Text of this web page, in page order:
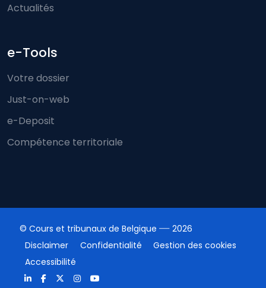
Actualités
e-Tools
Votre dossier
Just-on-web
e-Deposit
Compétence territoriale
© Cours et tribunaux de Belgique
2026
Disclaimer
Confidentialité
Gestion des cookies
Accessibilité